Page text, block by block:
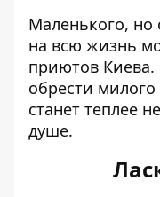
Маленького, но
на всю жизнь
приютов Киева.
обрести
станет теплее
душе.